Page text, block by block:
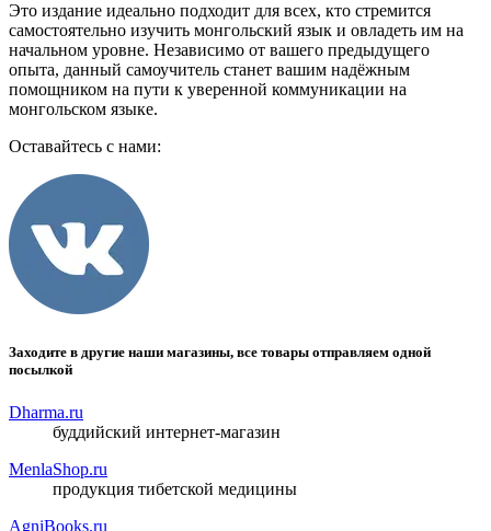
Это издание идеально подходит для всех, кто стремится
самостоятельно изучить монгольский язык и овладеть им на
начальном уровне. Независимо от вашего предыдущего
опыта, данный самоучитель станет вашим надёжным
помощником на пути к уверенной коммуникации на
монгольском языке.
Оставайтесь с нами:
Заходите в другие наши магазины, все товары отправляем одной
посылкой
Dharma.ru
буддийский интернет-магазин
MenlaShop.ru
продукция тибетской медицины
AgniBooks.ru